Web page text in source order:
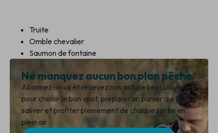
Truite
Omble chevalier
Saumon de fontaine
Ne manquez aucun bon plan pêche
Abonnez-vous et recevez nos astuces exclusives
pour choisir le bon spot, préparer un panier qui fait
saliver et profiter pleinement de chaque sortie en
plein air.